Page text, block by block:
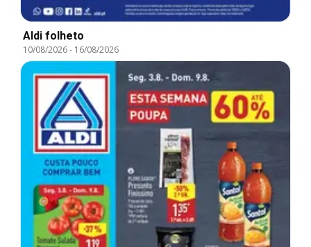
Aldi folheto
10/08/2026- 16/08/2026